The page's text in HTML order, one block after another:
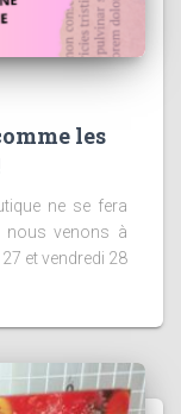
les
ne se fera
nous venons à
et vendredi 28